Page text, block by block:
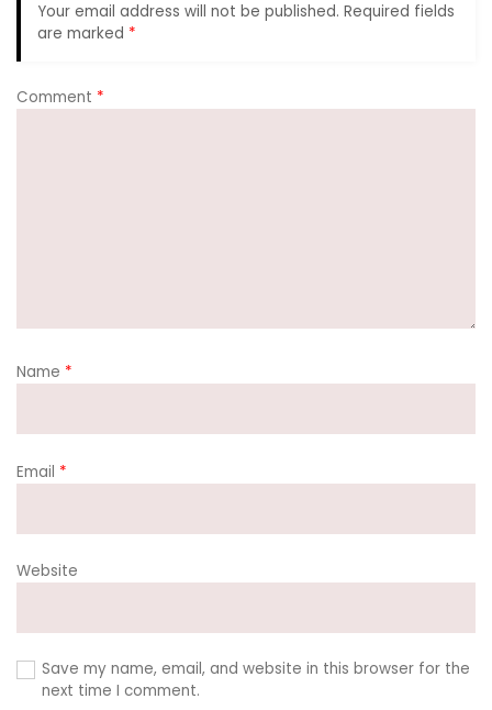
Your email address will not be published. Required fields
are marked *
Comment *
Name *
Email *
Website
Save my name, email, and website in this browser for the
next time I comment.